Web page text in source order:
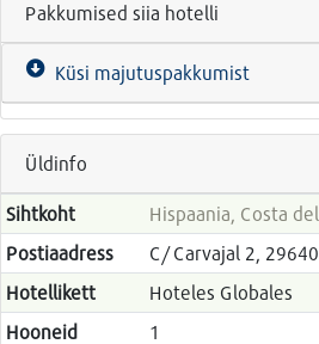
Pakkumised siia hotelli
Küsi majutuspakkumist
Üldinfo
Sihtkoht
Hispaania, Costa
Postiaadress
C/ Carvajal 2,
Hotellikett
Hoteles Globales
Hooneid
1